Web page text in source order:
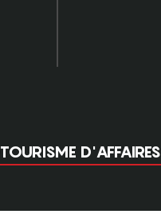
TOURISME D'AFFAIRES